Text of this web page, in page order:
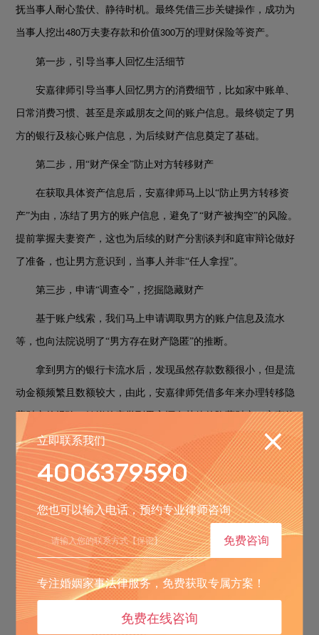
抚当事人耐心蛰伏、静待时机。最终凭借三步关键操作，成功为
当事人挖出480万夫妻存款和价值300万的理财保险等资产。
第一步，引导当事人回忆生活细节
安嘉律师引导当事人回忆男方的消费细节，比如家中账单、
日常消费习惯、甚至是亲戚朋友之间的账户信息。最终锁定了男
方的银行及核心账户信息，为后续财产信息奠定了基础。
第二步，用 “财产保全”防止对方转移财产
在获取具体资产信息后，安嘉律师马上以 “防止男方转移资
产”为由，冻结了男方的账户信息，避免了“财产被掏空”的风险。
提前掌握夫妻资产，这也为后续的财产分割谈判和庭审辩论做好
了准备，也让男方意识到，当事人并非“任人拿捏”。
第三步，申请“调查令”，挖掘隐藏财产
基于账户线索，我们马上申请调取男方的账户信息及流水
等，也向法院说明了 “男方存在财产隐匿”的推断。
拿到男方的银行卡流水后，发现虽然存款数额很小，但是流
动金额频繁且数额较大，由此，安嘉律师凭借多年来办理转移隐
藏财产的经验，敏锐的察觉到男方还有其他的隐藏财产。安嘉律
师就从这些流水中逐笔筛查，从频繁的大额转账、定期理财记
录、保险缴费等，梳理出男方隐藏的480万夫妻存款和价值300万
的理财保险等资产。
难点2：如何利用780万隐匿财产，撬动3套房产
当事人与男方名下共有3套房产，价值都在上千万，虽然这
套房产都是在婚内购得，但是显然是男方出资较多，这也使我方
争取房产落入了下风。
为此，安嘉律师立马调整诉讼策略，制定了
立即联系我们
4006379590
您也可以输入电话，预约专业律师咨询
免费咨询
专注婚姻家事法律服务，免费获取专属方案！
免费在线咨询